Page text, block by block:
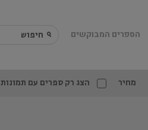
הספרים המבוקשים
מחיר הצג רק ספרים עם תמונות